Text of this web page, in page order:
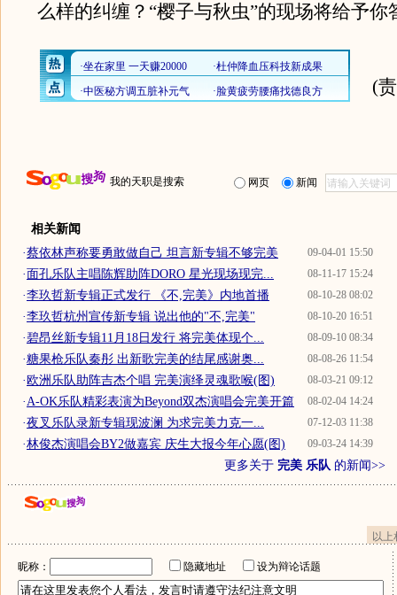
么样的纠缠？“樱子与秋虫”的现场将给予你
(
我的天职是搜索 网页 新闻
相关新闻
09-04-01 15:50
·蔡依林声称要勇敢做自己 坦言新专辑不够完美
08-11-17 15:24
·面孔乐队主唱陈辉助阵DORO 星光现场现完...
08-10-28 08:02
·李玖哲新专辑正式发行 《不,完美》内地首播
08-10-20 16:51
·李玖哲杭州宣传新专辑 说出他的"不,完美"
08-09-10 08:34
·碧昂丝新专辑11月18日发行 将完美体现个...
08-08-26 11:54
·糖果枪乐队秦彤 出新歌完美的结尾感谢奥...
08-03-21 09:12
·欧洲乐队助阵吉杰个唱 完美演绎灵魂歌喉(图)
08-02-04 14:24
·A-OK乐队精彩表演为Beyond双杰演唱会完美开篇
07-12-03 11:38
·夜叉乐队录新专辑现波澜 为求完美力克一...
09-03-24 14:39
·林俊杰演唱会BY2做嘉宾 庆生大报今年心愿(图)
更多关于 完美 乐队 的新闻>>
以
昵称： 隐藏地址 设为辩论话题